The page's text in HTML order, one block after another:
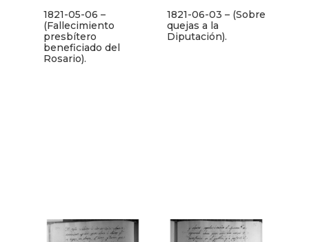
1821-05-06 –
(Fallecimiento
presbítero
beneficiado del
Rosario).
1821-06-03 – (Sobre
quejas a la
Diputación).